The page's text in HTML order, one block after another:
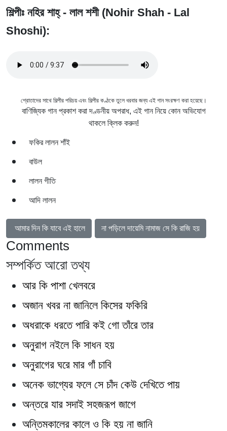
শিল্পীঃ নহির শাহ্‌ - লাল শশী (Nohir Shah - Lal
Shoshi):
শ্রোতাদের সাথে শিল্পীর পরিচয় এবং শিল্পীর কণ্ঠকে তুলে ধরবার জন্য এই গান সংরক্ষণ করা হয়েছে।
বাণিজ্যিক গান প্রকাশ করা দণ্ডনীয় অপরাধ, এই গান নিয়ে কোন অভিযোগ
থাকলে ক্লিক করুন!
ফকির লালন শাঁই
বাউল
লালন গীতি
আদি লালন
আগের নিবন্ধ: আমার দিন কি যাবে এই হালে
আমার দিন কি যাবে এই হালে পরবর্তী নিবন্ধ: না পড়িলে দায়েমি নামাজ সে কি
না পড়িলে দায়েমি নামাজ সে কি রাজি হয়
Comments
সম্পর্কিত আরো তথ্য
আর কি পাশা খেলবরে
অজান খবর না জানিলে কিসের ফকিরি
অধরাকে ধরতে পারি কই গো তাঁরে তার
অনুরাগ নইলে কি সাধন হয়
অনুরাগের ঘরে মার গাঁ চাবি
অনেক ভাগ্যের ফলে সে চাঁদ কেউ দেখিতে পায়
অন্তরে যার সদাই সহজরূপ জাগে
অন্তিমকালের কালে ও কি হয় না জানি